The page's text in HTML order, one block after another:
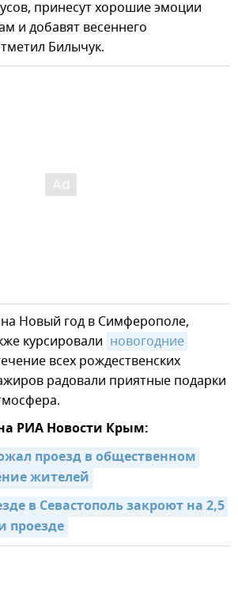
принесут хорошие эмоции
и добавят весеннего
Билычук.
Новый год в Симферополе,
курсировали новогодние
всех рождественских
радовали приятные подарки
РИА Новости Крым:
проезд в общественном
жителей
в Севастополь закроют на 2,5
проезде